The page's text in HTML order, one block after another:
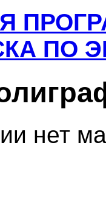
ПО
нет